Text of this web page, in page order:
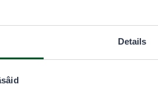
Details